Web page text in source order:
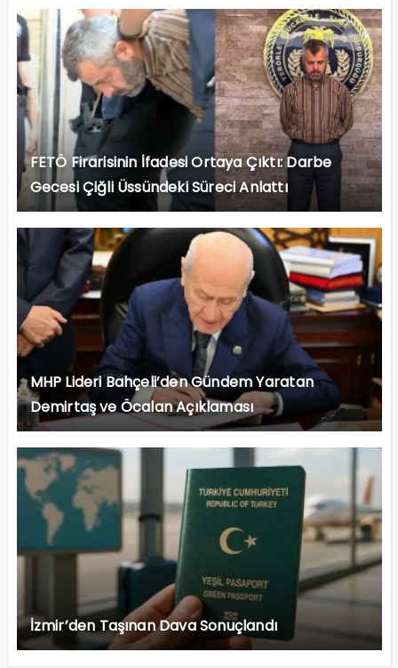
FETÖ Firarisinin İfadesi Ortaya Çıktı: Darbe
Gecesi Çiğli Üssündeki Süreci Anlattı
MHP Lideri Bahçeli’den Gündem Yaratan
Demirtaş ve Öcalan Açıklaması
İzmir’den Taşınan Dava Sonuçlandı